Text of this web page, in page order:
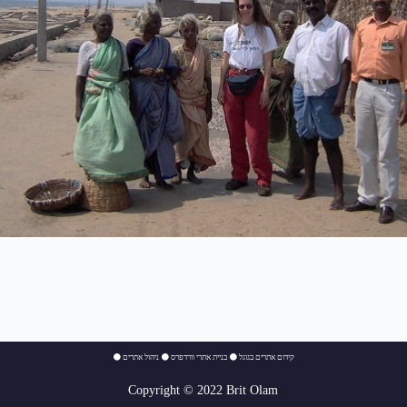
⚫ קידום אתרים בגוגל ⚫בניית אתרי וורדפרס ⚫ניהול אתרים
Copyright © 2022 Brit Olam